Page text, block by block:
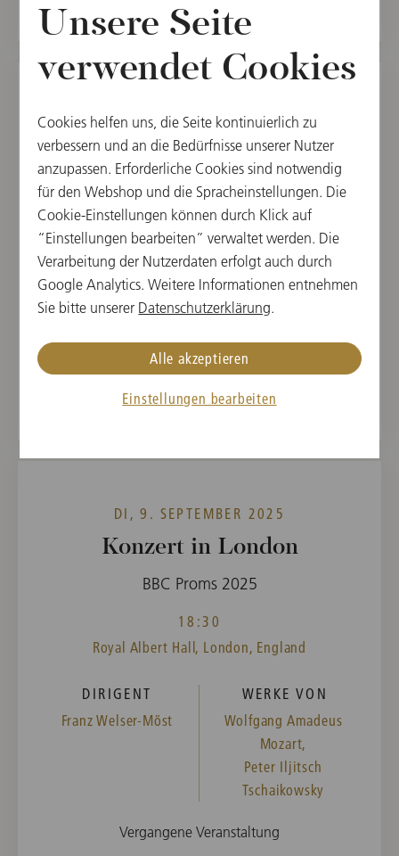
MO, 8. SEPTEMBER 2025
Konzert in London
BBC Proms 2025
19:30
Royal Albert Hall, London, England
DIRIGENT
Franz Welser-Möst
WERKE VON
Alban Berg,
Anton Bruckner
DI, 9. SEPTEMBER 2025
Konzert in London
BBC Proms 2025
18:30
Royal Albert Hall, London, England
DIRIGENT
Franz Welser-Möst
WERKE VON
Wolfgang Amadeus
Mozart,
Peter Iljitsch
Tschaikowsky
Vergangene Veranstaltung
Unsere Seite
verwendet Cookies
Cookies helfen uns, die Seite kontinuierlich zu
verbessern und an die Bedürfnisse unserer Nutzer
anzupassen. Erforderliche Cookies sind notwendig
für den Webshop und die Spracheinstellungen. Die
Cookie-Einstellungen können durch Klick auf
“Einstellungen bearbeiten” verwaltet werden. Die
Verarbeitung der Nutzerdaten erfolgt auch durch
Google Analytics. Weitere Informationen entnehmen
Sie bitte unserer Datenschutzerklärung.
Einstellungen bearbeiten
Alle akzeptieren